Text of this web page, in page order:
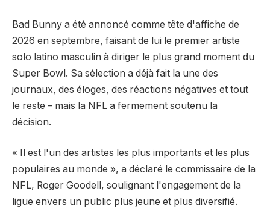
Bad Bunny a été annoncé comme tête d'affiche de
2026 en septembre, faisant de lui le premier artiste
solo latino masculin à diriger le plus grand moment du
Super Bowl. Sa sélection a déjà fait la une des
journaux, des éloges, des réactions négatives et tout
le reste – mais la NFL a fermement soutenu la
décision.
« Il est l'un des artistes les plus importants et les plus
populaires au monde », a déclaré le commissaire de la
NFL, Roger Goodell, soulignant l'engagement de la
ligue envers un public plus jeune et plus diversifié.